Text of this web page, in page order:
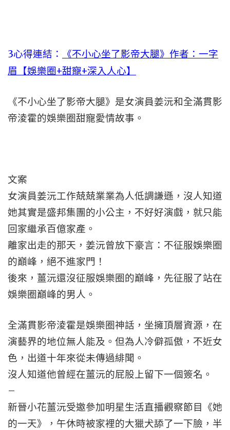
3心得連結：
《不小心坐了影帝大腿》作者：一字
眉【娛樂圈+甜寵+深入人心】
《不小心坐了影帝大腿》是女演員姜沅和全滿貫影
帝淩霍的娛樂圈甜寵愛情故事。
文案
女演員姜沅工作兢兢業業為人低調謙遜，沒人知道
她其實是盛邦集團的小公主，不好好演戲，就只能
回家繼承百億家產。
離家出走的那天，姜沅曾放下豪言：不征服娛樂圈
的巔峰，絕不進家門！
後來，薑沅還沒征服娛樂圈的巔峰，先征服了站在
娛樂圈巔峰的男人。
全滿貫影帝淩霍是娛樂圈神話，坐擁頂層資源，在
演藝界的地位無人能及。但為人冷僻孤傲，不近女
色，出道十年來從未傳過緋聞。
沒人知道他曾經在薑沅的屁股上留下一個簽名。
–
新晉小花薑沅受邀參加明星生活直播觀察節目《她
的一天》，午休時被家裡的大獵犬舔了一下臉，半